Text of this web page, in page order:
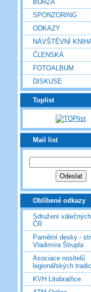
BURZA
SPONZORING
ODKAZY
NÁVŠTĚVNÍ
ČLENSKÁ
FOTOALBUM
DISKUSE
Toplist
Mail list
Oblíbené odkazy
Sdružení
ČR
Pamětní desky -
Vladimíra Štrupla
Asociace nositelů
legionářských tradic
KVH Litobratřice